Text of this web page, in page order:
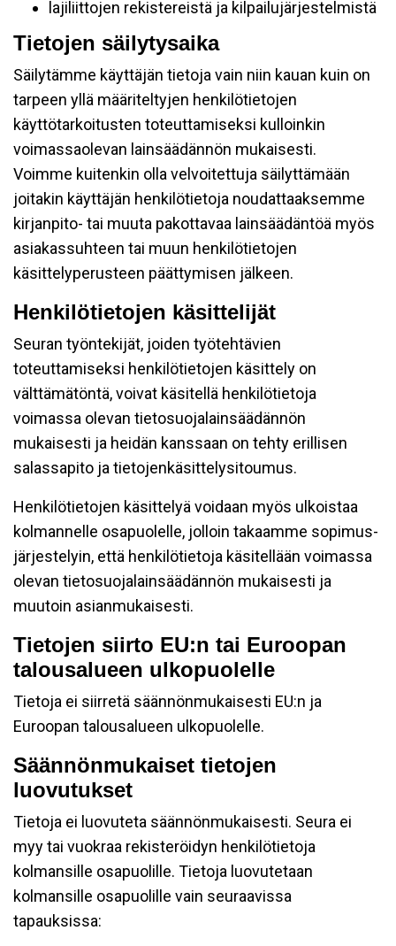
lajiliittojen rekistereistä ja kilpailujärjestelmistä
Tietojen säilytysaika
Säilytämme käyttäjän tietoja vain niin kauan kuin on
tarpeen yllä määriteltyjen henkilötietojen
käyttötarkoitusten toteuttamiseksi kulloinkin
voimassaolevan lainsäädännön mukaisesti.
Voimme kuitenkin olla velvoitettuja säilyttämään
joitakin käyttäjän henkilötietoja noudattaaksemme
kirjanpito- tai muuta pakottavaa lainsäädäntöä myös
asiakassuhteen tai muun henkilötietojen
käsittelyperusteen päättymisen jälkeen.
Henkilötietojen käsittelijät
Seuran työntekijät, joiden työtehtävien
toteuttamiseksi henkilötietojen käsittely on
välttämätöntä, voivat käsitellä henkilötietoja
voimassa olevan tietosuojalainsäädännön
mukaisesti ja heidän kanssaan on tehty erillisen
salassapito ja tietojenkäsittelysitoumus.
Henkilötietojen käsittelyä voidaan myös ulkoistaa
kolmannelle osapuolelle, jolloin takaamme sopimus-
järjestelyin, että henkilötietoja käsitellään voimassa
olevan tietosuojalainsäädännön mukaisesti ja
muutoin asianmukaisesti.
Tietojen siirto EU:n tai Euroopan
talousalueen ulkopuolelle
Tietoja ei siirretä säännönmukaisesti EU:n ja
Euroopan talousalueen ulkopuolelle.
Säännönmukaiset tietojen
luovutukset
Tietoja ei luovuteta säännönmukaisesti. Seura ei
myy tai vuokraa rekisteröidyn henkilötietoja
kolmansille osapuolille. Tietoja luovutetaan
kolmansille osapuolille vain seuraavissa
tapauksissa: